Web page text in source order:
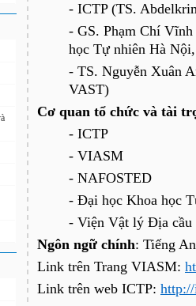
- ICTP (TS.
- GS. Phạm Chí
học Tự nhiên Hà
- TS. Nguyễn Xuân
VAST)
Cơ quan tổ chức và tài
- ICTP
- VIASM
- NAFOSTED
- Đại học Khoa học
- Viện Vật lý Địa cầu
Ngôn ngữ chính: Tiếng
Link trên Trang VIASM:
Link trên web ICTP: